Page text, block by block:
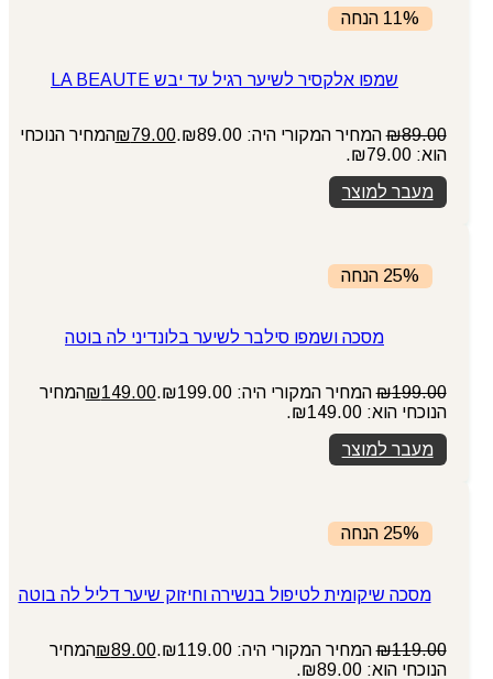
11% הנחה
שמפו אלקסיר לשיער רגיל עד יבש LA BEAUTE
₪89.00 המחיר המקורי היה: ₪89.00. ₪79.00
המחיר הנוכחי
הוא: ₪79.00.
מעבר למוצר
25% הנחה
מסכה ושמפו סילבר לשיער בלונדיני לה בוטה
₪199.00 המחיר המקורי היה: ₪199.00. ₪149.00
המחיר
הנוכחי הוא: ₪149.00.
מעבר למוצר
25% הנחה
מסכה שיקומית לטיפול בנשירה וחיזוק שיער דליל לה בוטה
₪119.00 המחיר המקורי היה: ₪119.00. ₪89.00
המחיר
הנוכחי הוא: ₪89.00.